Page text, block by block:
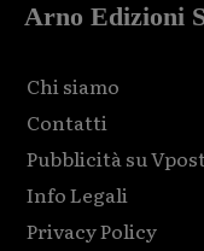
Arno Edizioni
Chi siamo
Contatti
Pubblicità su
Info Legali
Privacy Policy